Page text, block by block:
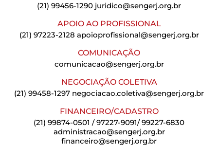
(21) 99456-1290 juridico@sengerj.org.br
APOIO AO PROFISSIONAL
(21) 97223-2128 apoioprofissional@sengerj.org.br
COMUNICAÇÃO
comunicacao@sengerj.org.br
NEGOCIAÇÃO COLETIVA
(21) 99458-1297 negociacao.coletiva@sengerj.org.br
FINANCEIRO/CADASTRO
(21) 99874-0501 / 97227-9091/ 99227-6830
administracao@sengerj.org.br
financeiro@sengerj.org.br